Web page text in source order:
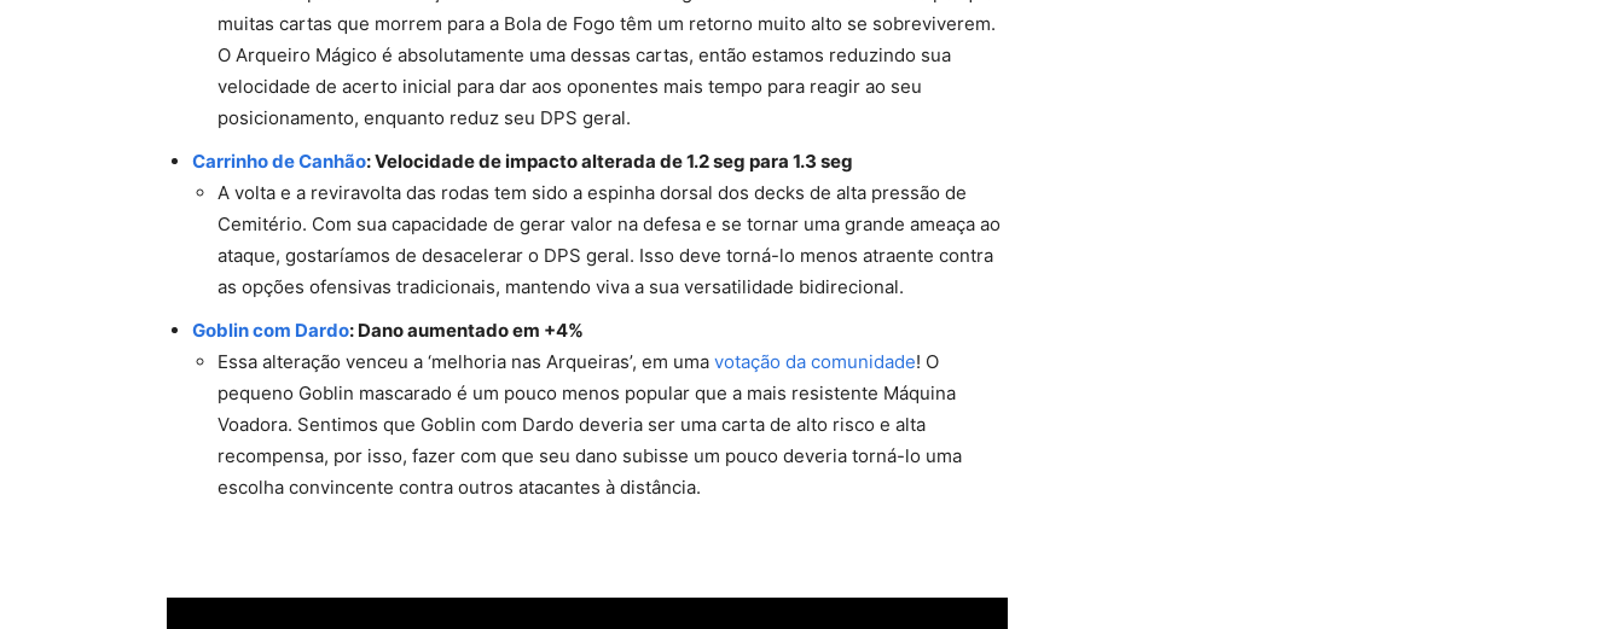
muitas cartas que morrem para a Bola de Fogo têm um retorno muito alto se sobreviverem.
O Arqueiro Mágico é absolutamente uma dessas cartas, então estamos reduzindo sua
velocidade de acerto inicial para dar aos oponentes mais tempo para reagir ao seu
posicionamento, enquanto reduz seu DPS geral.
Carrinho de Canhão: Velocidade de impacto alterada de 1.2 seg para 1.3 seg
A volta e a reviravolta das rodas tem sido a espinha dorsal dos decks de alta pressão de
Cemitério. Com sua capacidade de gerar valor na defesa e se tornar uma grande ameaça ao
ataque, gostaríamos de desacelerar o DPS geral. Isso deve torná-lo menos atraente contra
as opções ofensivas tradicionais, mantendo viva a sua versatilidade bidirecional.
Goblin com Dardo: Dano aumentado em +4%
Essa alteração venceu a ‘melhoria nas Arqueiras’, em uma votação da comunidade! O
pequeno Goblin mascarado é um pouco menos popular que a mais resistente Máquina
Voadora. Sentimos que Goblin com Dardo deveria ser uma carta de alto risco e alta
recompensa, por isso, fazer com que seu dano subisse um pouco deveria torná-lo uma
escolha convincente contra outros atacantes à distância.